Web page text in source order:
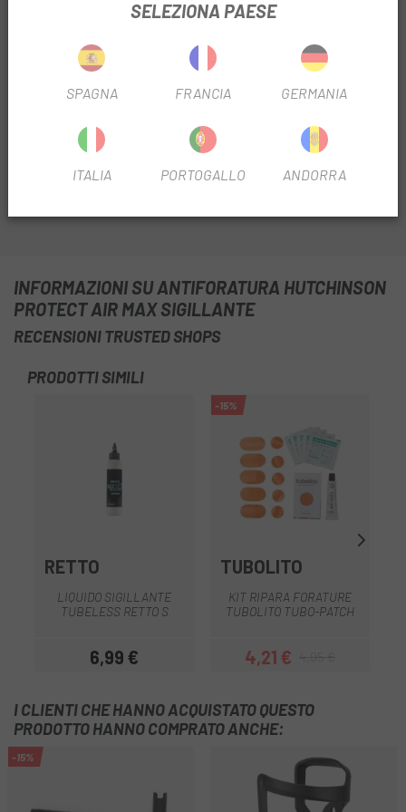
válida tanto para bicicletas de carretera como MTB.
Capacidad: 120 ml.
INFORMAZIONI SU ANTIFORATURA HUTCHINSON
PROTECT AIR MAX SIGILLANTE
RECENSIONI TRUSTED SHOPS
PRODOTTI SIMILI
RETTO
LIQUIDO SIGILLANTE
TUBELESS RETTO S
Prezzo
6,99 €
-15%
TUBOLITO
KIT RIPARA FORATURE
TUBOLITO TUBO-PATCH
Prezzo
4,21 €Prezzo base
I CLIENTI CHE HANNO ACQUISTATO QUESTO
PRODOTTO HANNO COMPRATO ANCHE:
-15%
SELEZIONA PAESE
SPAGNA FRANCIA GERMANIA
ITALIA PORTOGALLO ANDORRA